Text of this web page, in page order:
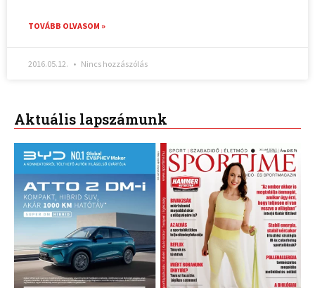
TOVÁBB OLVASOM »
2016.05.12. Nincs hozzászólás
Aktuális lapszámunk